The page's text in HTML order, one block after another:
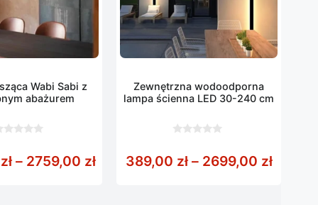
Wabi Sabi z
abażurem
zł – 2759,00 złZakres cen: od 1379,00 zł do
Zewnętrzna wodoodporna
lampa ścienna LED 30-240 cm
5
389,00 zł – 2699,00 zł